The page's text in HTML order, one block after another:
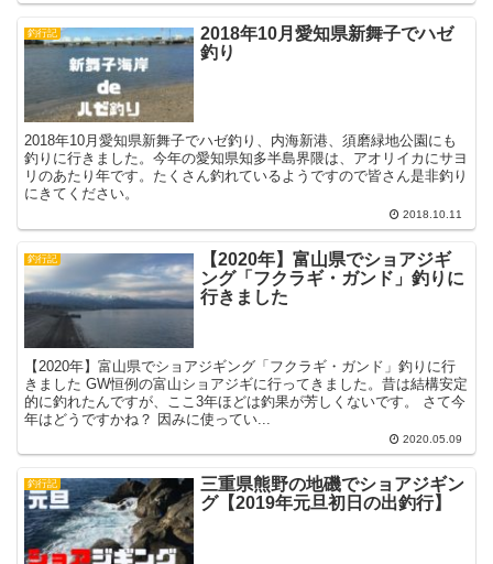
釣行記
2018年10月愛知県新舞子でハゼ
釣り
2018年10月愛知県新舞子でハゼ釣り、内海新港、須磨緑地公園にも
釣りに行きました。今年の愛知県知多半島界隈は、アオリイカにサヨ
リのあたり年です。たくさん釣れているようですので皆さん是非釣り
にきてください。
2018.10.11
釣行記
【2020年】富山県でショアジギ
ング「フクラギ・ガンド」釣りに
行きました
【2020年】富山県でショアジギング「フクラギ・ガンド」釣りに行
きました GW恒例の富山ショアジギに行ってきました。昔は結構安定
的に釣れたんですが、ここ3年ほどは釣果が芳しくないです。 さて今
年はどうですかね？ 因みに使ってい...
2020.05.09
釣行記
三重県熊野の地磯でショアジギン
グ【2019年元旦初日の出釣行】